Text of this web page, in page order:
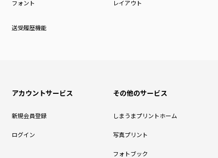
フォント レイアウト
送受履歴機能
アカウントサービス
新規会員登録
ログイン
その他のサービス
しまうまプリントホーム
写真プリント
フォトブック